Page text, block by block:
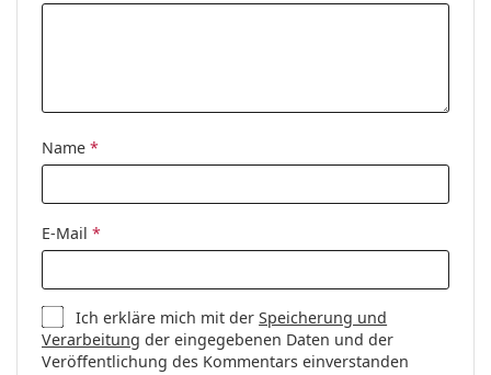
Name *
E-Mail *
Ich erkläre mich mit derSpeicherung und
Verarbeitung der eingegebenen Daten und der
Veröffentlichung des Kommentars einverstanden